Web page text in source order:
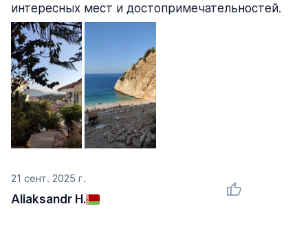
21 сент. 2025 г.
Aliaksandr H.
интересных мест и достопримечательностей.